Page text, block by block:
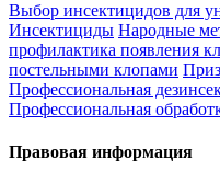
Выбор инсектицидов для
Инсектициды Народные
профилактика появления
постельными клопами
Профессиональная
Профессиональная
Правовая информация